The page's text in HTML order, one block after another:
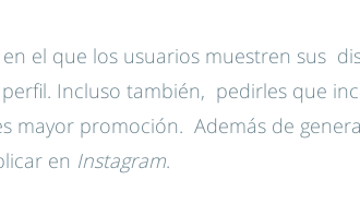
el que los usuarios muestren sus
Incluso también, pedirles que
mayor promoción. Además de
en Instagram.